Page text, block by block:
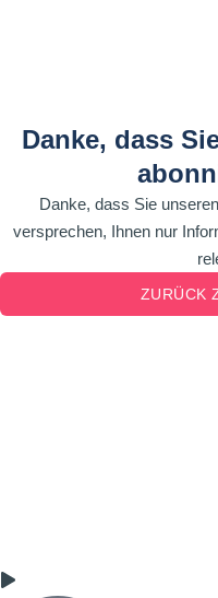
Danke, dass
Danke, dass Sie
versprechen, Ihnen nur
ZURÜCK